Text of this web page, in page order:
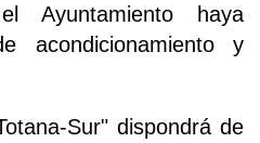
Ayuntamiento haya
acondicionamiento y
Sur" dispondrá de